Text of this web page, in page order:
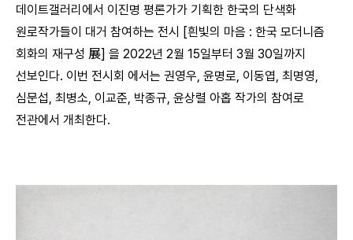
데이트갤러리에서 이진명 평론가가 기획한 한국의 단색화
원로작가들이 대거 참여하는 전시 [흰빛의 마음 : 한국 모더니즘
회화의 재구성 展] 을 2022년 2월 15일부터 3월 30일까지
선보인다. 이번 전시회 에서는 권영우, 윤명로, 이동엽, 최명영,
심문섭, 최병소, 이교준, 박종규, 윤상렬 아홉 작가의 참여로
전관에서 개최한다.